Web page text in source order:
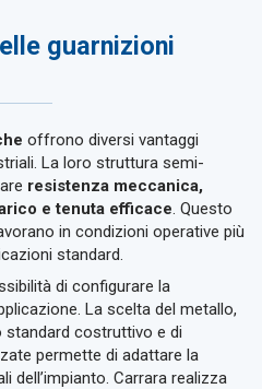
guarnizioni
offrono diversi vantaggi
La loro struttura semi-
resistenza meccanica,
e tenuta efficace. Questo
in condizioni operative più
standard.
di configurare la
La scelta del metallo,
standard costruttivo e di
permette di adattare la
dell’impianto. Carrara realizza